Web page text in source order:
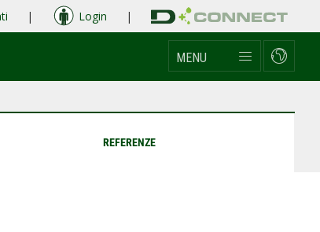
| Login |
MENU
REFERENZE